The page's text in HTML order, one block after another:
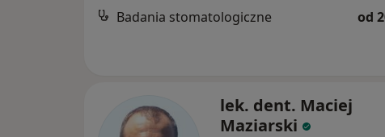
Badania stomatologiczne od
lek. dent. Maciej
Maziarski